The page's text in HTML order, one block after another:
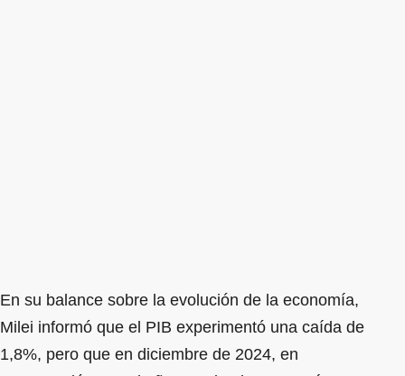
En su balance sobre la evolución de la economía,
Milei informó que el PIB experimentó una caída de
1,8%, pero que en diciembre de 2024, en